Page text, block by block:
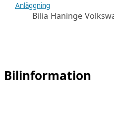
Anläggning
Bilia Haninge
Bilinformation